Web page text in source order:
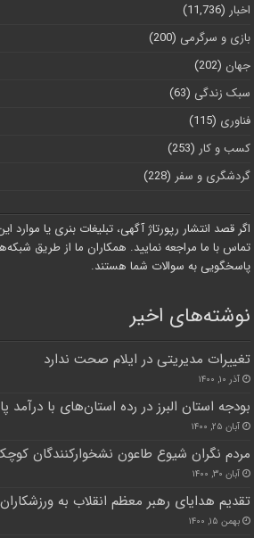
اخبار (11,736)
بازی و سرگرمی (200)
جهان (202)
سبک زندگی (63)
فناوری (115)
کسب و کار (253)
گردشگری و سفر (228)
اگر قصد انتشار رپورتاژ آگهی، تبلیغات بنری یا موارد
تماس با ما مراجعه نمایید. همکاران ما از طریق
پاسخگویی به سوالات شما هستند.
نوشته‌های اخیر
تغییرات مدیریتی در ایلام صحت ندارد
آذر ۱۰, ۱۴۰۰
بودجه استان البرز در رده استان‌های با
آبان ۲۵, ۱۴۰۰
مردم نگران شیوع طاعون نشخوارکنندگان کوچک
آبان ۳۰, ۱۴۰۰
تقدیم هدایای رهبر معظم انقلاب به ورزشکاران
بهمن ۱۵, ۱۴۰۰